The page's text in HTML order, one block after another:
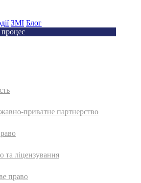
ЗМІ Блог
приватне партнерство
та лiцензування
право